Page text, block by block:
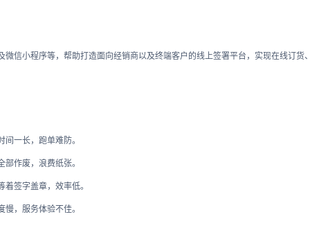
信小程序等，帮助打造面向经销商以及终端客户的线上签署平台，实现在线订货
一长，跑单难防。
作废，浪费纸张。
签字盖章，效率低。
，服务体验不佳。